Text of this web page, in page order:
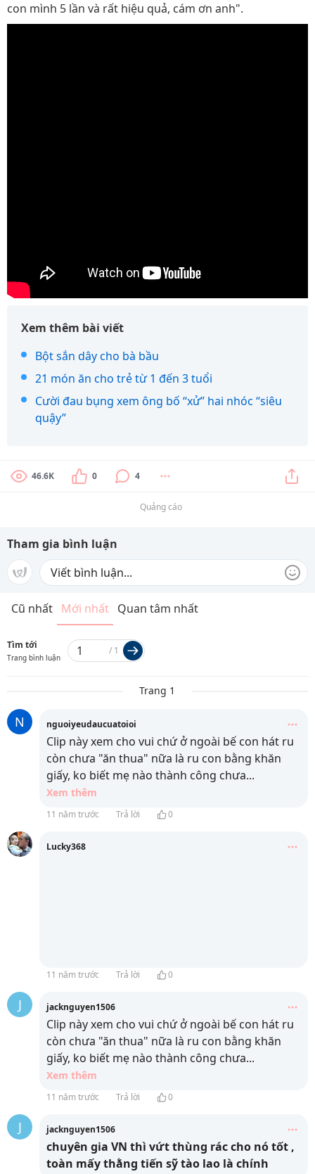
con mình 5 lần và rất hiệu quả, cám ơn anh".
Xem thêm bài viết
Bột sắn dây cho bà bầu
21 món ăn cho trẻ từ 1 đến 3 tuổi
Cười đau bụng xem ông bố “xử” hai nhóc “siêu
quậy”
46.6K 0 4
Quảng cáo
Tham gia bình luận
Cũ nhất Mới nhất Quan tâm nhất
Tìm tới
Trang bình luận
/ 1
Trang 1
N nguoiyeudaucuatoioi
Clip này xem cho vui chứ ở ngoài bế con hát ru
còn chưa "ăn thua" nữa là ru con bằng khăn
giấy, ko biết mẹ nào thành công chưa...
Xem thêm
11 năm trước Trả lời 0
Lucky368
11 năm trước Trả lời 0
J jacknguyen1506
Clip này xem cho vui chứ ở ngoài bế con hát ru
còn chưa "ăn thua" nữa là ru con bằng khăn
giấy, ko biết mẹ nào thành công chưa...
Xem thêm
11 năm trước Trả lời 0
J jacknguyen1506
chuyên gia VN thì vứt thùng rác cho nó tốt ,
toàn mấy thằng tiến sỹ tào lao là chính